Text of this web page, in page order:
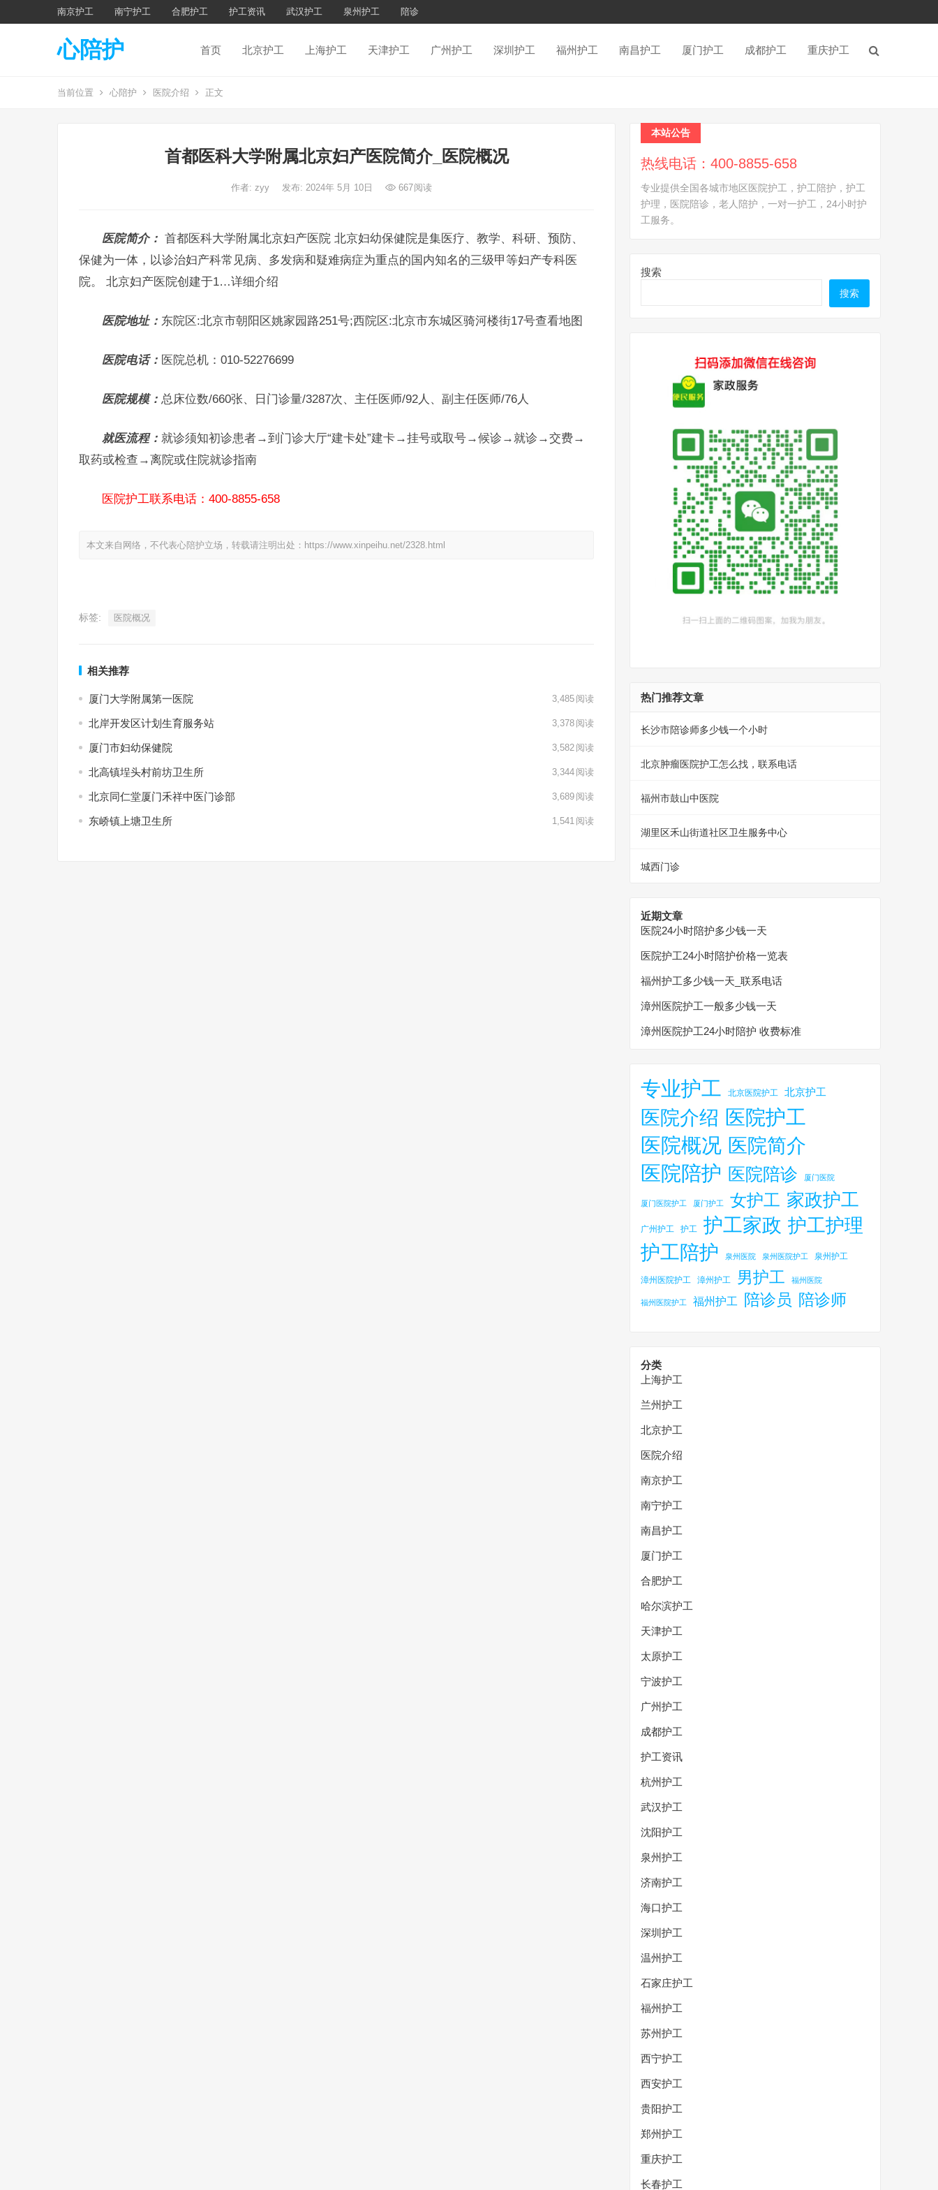
南京护工 南宁护工 合肥护工 护工资讯 武汉护工 泉州护工 陪诊
心陪护 首页 北京护工 上海护工 天津护工 广州护工 深圳护工 福州护工 南昌护工 厦门护工 成都护工 重庆护工
当前位置 心陪护 医院介绍 正文
首都医科大学附属北京妇产医院简介_医院概况
作者: zyy 发布: 2024年 5月 10日 667阅读
医院简介： 首都医科大学附属北京妇产医院 北京妇幼保健院是集医疗、教学、科研、预防、
保健为一体，以诊治妇产科常见病、多发病和疑难病症为重点的国内知名的三级甲等妇产专科医
院。 北京妇产医院创建于1…详细介绍
医院地址： 东院区:北京市朝阳区姚家园路251号;西院区:北京市东城区骑河楼街17号查看地图
医院电话： 医院总机：010-52276699
医院规模： 总床位数/660张、日门诊量/3287次、主任医师/92人、副主任医师/76人
就医流程： 就诊须知初诊患者→到门诊大厅“建卡处”建卡→挂号或取号→候诊→就诊→交费→
取药或检查→离院或住院就诊指南
医院护工联系电话：400-8855-658
本文来自网络，不代表心陪护立场，转载请注明出处：https://www.xinpeihu.net/2328.html
标签: 医院概况
相关推荐
厦门大学附属第一医院 3,485 阅读
北岸开发区计划生育服务站 3,378 阅读
厦门市妇幼保健院 3,582 阅读
北高镇埕头村前坊卫生所 3,344 阅读
北京同仁堂厦门禾祥中医门诊部 3,689 阅读
东峤镇上塘卫生所 1,541 阅读
本站公告
热线电话：400-8855-658
专业提供全国各城市地区医院护工，护工陪护，护工
护理，医院陪诊，老人陪护，一对一护工，24小时护
工服务。
搜索
搜索
热门推荐文章
长沙市陪诊师多少钱一个小时
北京肿瘤医院护工怎么找，联系电话
福州市鼓山中医院
湖里区禾山街道社区卫生服务中心
城西门诊
近期文章
医院24小时陪护多少钱一天
医院护工24小时陪护价格一览表
福州护工多少钱一天_联系电话
漳州医院护工一般多少钱一天
漳州医院护工24小时陪护 收费标准
专业护工 北京医院护工 北京护工
医院介绍 医院护工
医院概况 医院简介
医院陪护 医院陪诊 厦门医院
厦门医院护工 厦门护工 女护工 家政护工
广州护工 护工 护工家政 护工护理
护工陪护
泉州医院 泉州医院护工 泉州护工
漳州医院护工 漳州护工 男护工 福州医院
福州医院护工 福州护工 陪诊员 陪诊师
分类
上海护工
兰州护工
北京护工
医院介绍
南京护工
南宁护工
南昌护工
厦门护工
合肥护工
哈尔滨护工
天津护工
太原护工
宁波护工
广州护工
成都护工
护工资讯
杭州护工
武汉护工
沈阳护工
泉州护工
济南护工
海口护工
深圳护工
温州护工
石家庄护工
福州护工
苏州护工
西宁护工
西安护工
贵阳护工
郑州护工
重庆护工
长春护工